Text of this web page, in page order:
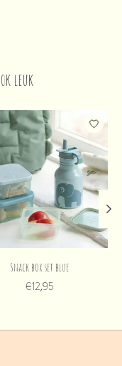
leuk
Snack box set blue
€12,95